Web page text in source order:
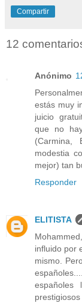
Compartir
12
Anónimo
estás muy
juicio
que no
(Carmina,
modestia
mejor) tan
Responder
ELITISTA
influido por
mismo.